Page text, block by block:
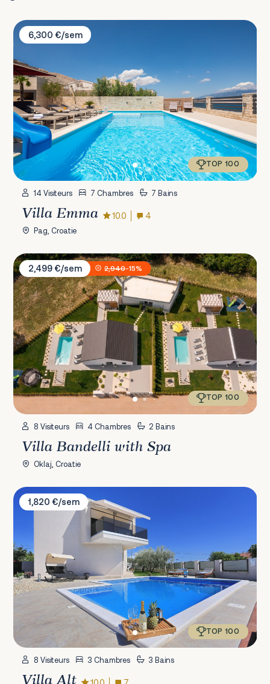
Villa Emma
6,300 €/sem
TOP 100
14 Visiteurs 7 Chambres 7 Bains
Villa Emma 10.0 4
Pag, Croatie
Villa Bandelli with Spa
2,499 €/sem
2,940-15%
TOP 100
8 Visiteurs 4 Chambres 2 Bains
Villa Bandelli with Spa
Oklaj, Croatie
Villa Alt
1,820 €/sem
TOP 100
8 Visiteurs 3 Chambres 3 Bains
Villa Alt